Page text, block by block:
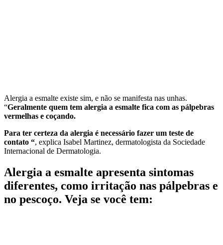
Alergia a esmalte existe sim, e não se manifesta nas unhas.
“Geralmente quem tem alergia a esmalte fica com as pálpebras
vermelhas e coçando.
Para ter certeza da alergia é necessário fazer um teste de
contato “, explica Isabel Martinez, dermatologista da Sociedade
Internacional de Dermatologia.
Alergia a esmalte apresenta sintomas
diferentes, como irritação nas pálpebras e
no pescoço. Veja se você tem: